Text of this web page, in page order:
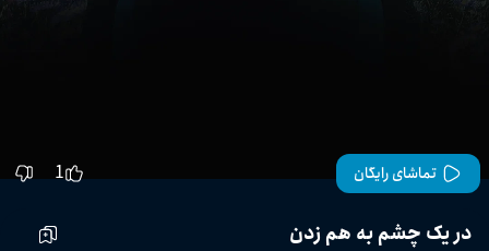
تماشای رایگان 1
در یک چشم به هم زدن